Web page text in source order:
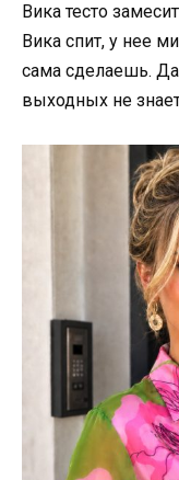
Вика тесто
Вика спит, у нее
сама сделаешь.
выходных не